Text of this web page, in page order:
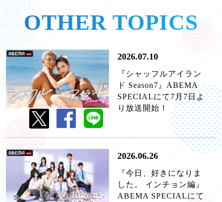
OTHER TOPICS
2026.07.10
『シャッフルアイラン
ド Season7』ABEMA
SPECIALにて7月7日よ
り放送開始！
2026.06.26
『今日、好きになりま
した。 インチョン編』
ABEMA SPECIALにて